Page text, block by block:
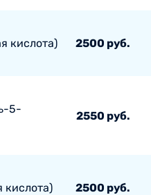
кислота) 2500 руб.
5-
2550 руб.
кислота) 2500 руб.